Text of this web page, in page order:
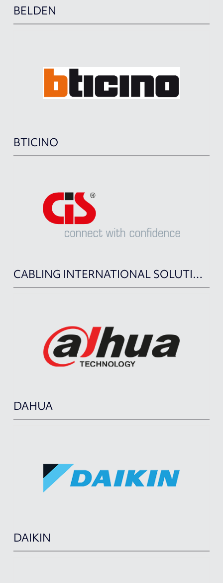
BELDEN
BTICINO
CABLING INTERNATIONAL SOLUTION
DAHUA
DAIKIN